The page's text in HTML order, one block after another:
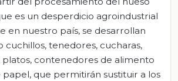
es un desperdicio agroindustrial
en nuestro país, se desarrollan
cuchillos, tenedores, cucharas,
platos, contenedores de alimento
papel, que permitirán sustituir a los